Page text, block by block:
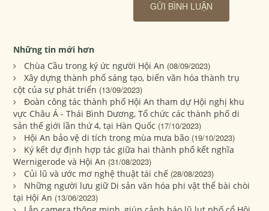
Những tin mới hơn
Chùa Cầu trong ký ức người Hội An (08/09/2023)
Xây dựng thành phố sáng tạo, biến văn hóa thành trụ
cột của sự phát triển (13/09/2023)
Đoàn công tác thành phố Hội An tham dự Hội nghị khu
vực Châu Á - Thái Bình Dương, Tổ chức các thành phố di
sản thế giới lần thứ 4, tại Hàn Quốc (17/10/2023)
Hội An bảo vệ di tích trong mùa mưa bão (19/10/2023)
Ký kết dự định hợp tác giữa hai thành phố kết nghĩa
Wernigerode và Hội An (31/08/2023)
Củi lũ và ước mơ nghệ thuật tái chế (28/08/2023)
Những người lưu giữ Di sản văn hóa phi vật thể bài chòi
tại Hội An (13/06/2023)